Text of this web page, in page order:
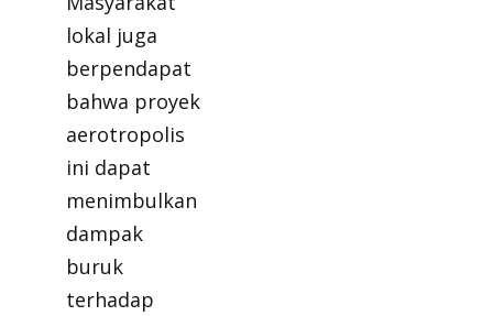
lokal juga
berpendapat
bahwa proyek
aerotropolis
ini dapat
menimbulkan
dampak
buruk
terhadap